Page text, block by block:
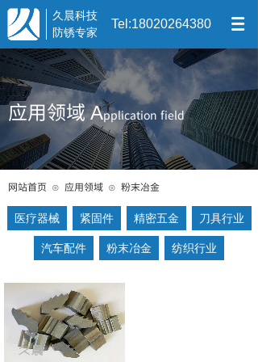
Tel:18020264380
久晨科技
防锈专家
应用领域Application field
网站首页 ⊙ 应用领域 ⊙ 粉末冶金
医疗器械 紧固件 精密五金 刀具行业
汽车配件 粉末冶金 纺织行业